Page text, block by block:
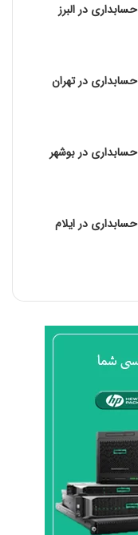
در البرز
در تهران
در بوشهر
در ایلام